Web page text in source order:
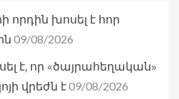
խոսել է հոր
09/08/2026
է, որ «ծայրահեղական»
վրեժն է09/08/2026